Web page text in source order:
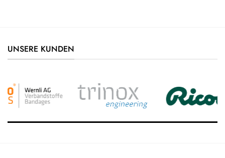
UNSERE KUNDEN